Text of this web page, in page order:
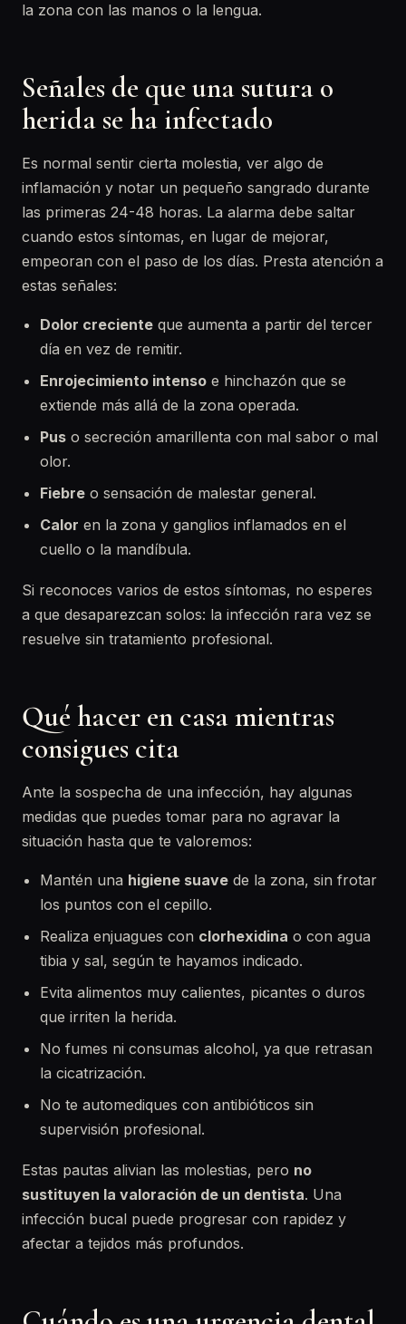
la zona con las manos o la lengua.
Señales de que una sutura o
herida se ha infectado
Es normal sentir cierta molestia, ver algo de
inflamación y notar un pequeño sangrado durante
las primeras 24-48 horas. La alarma debe saltar
cuando estos síntomas, en lugar de mejorar,
empeoran con el paso de los días. Presta atención a
estas señales:
Dolor creciente que aumenta a partir del tercer
día en vez de remitir.
Enrojecimiento intenso e hinchazón que se
extiende más allá de la zona operada.
Pus o secreción amarillenta con mal sabor o mal
olor.
Fiebre o sensación de malestar general.
Calor en la zona y ganglios inflamados en el
cuello o la mandíbula.
Si reconoces varios de estos síntomas, no esperes
a que desaparezcan solos: la infección rara vez se
resuelve sin tratamiento profesional.
Qué hacer en casa mientras
consigues cita
Ante la sospecha de una infección, hay algunas
medidas que puedes tomar para no agravar la
situación hasta que te valoremos:
Mantén una higiene suave de la zona, sin frotar
los puntos con el cepillo.
Realiza enjuagues con clorhexidina o con agua
tibia y sal, según te hayamos indicado.
Evita alimentos muy calientes, picantes o duros
que irriten la herida.
No fumes ni consumas alcohol, ya que retrasan
la cicatrización.
No te automediques con antibióticos sin
supervisión profesional.
Estas pautas alivian las molestias, pero no
sustituyen la valoración de un dentista. Una
infección bucal puede progresar con rapidez y
afectar a tejidos más profundos.